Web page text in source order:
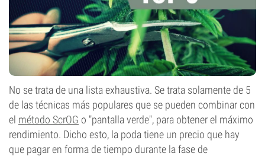
No se trata de una lista exhaustiva. Se trata solamente de 5
de las técnicas más populares que se pueden combinar con
el método ScrOG o "pantalla verde", para obtener el máximo
rendimiento. Dicho esto, la poda tiene un precio que hay
que pagar en forma de tiempo durante la fase de